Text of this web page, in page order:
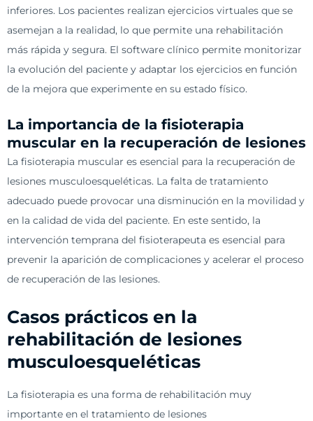
inferiores. Los pacientes realizan ejercicios virtuales que se
asemejan a la realidad, lo que permite una rehabilitación
más rápida y segura. El software clínico permite monitorizar
la evolución del paciente y adaptar los ejercicios en función
de la mejora que experimente en su estado físico.
La importancia de la fisioterapia
muscular en la recuperación de lesiones
La fisioterapia muscular es esencial para la recuperación de
lesiones musculoesqueléticas. La falta de tratamiento
adecuado puede provocar una disminución en la movilidad y
en la calidad de vida del paciente. En este sentido, la
intervención temprana del fisioterapeuta es esencial para
prevenir la aparición de complicaciones y acelerar el proceso
de recuperación de las lesiones.
Casos prácticos en la
rehabilitación de lesiones
musculoesqueléticas
La fisioterapia es una forma de rehabilitación muy
importante en el tratamiento de lesiones